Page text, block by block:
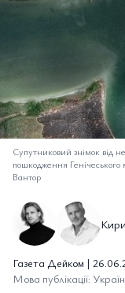
Супутниковий знімок від
пошкодження
Вантор
Газета Дейком |
Мова публікації: